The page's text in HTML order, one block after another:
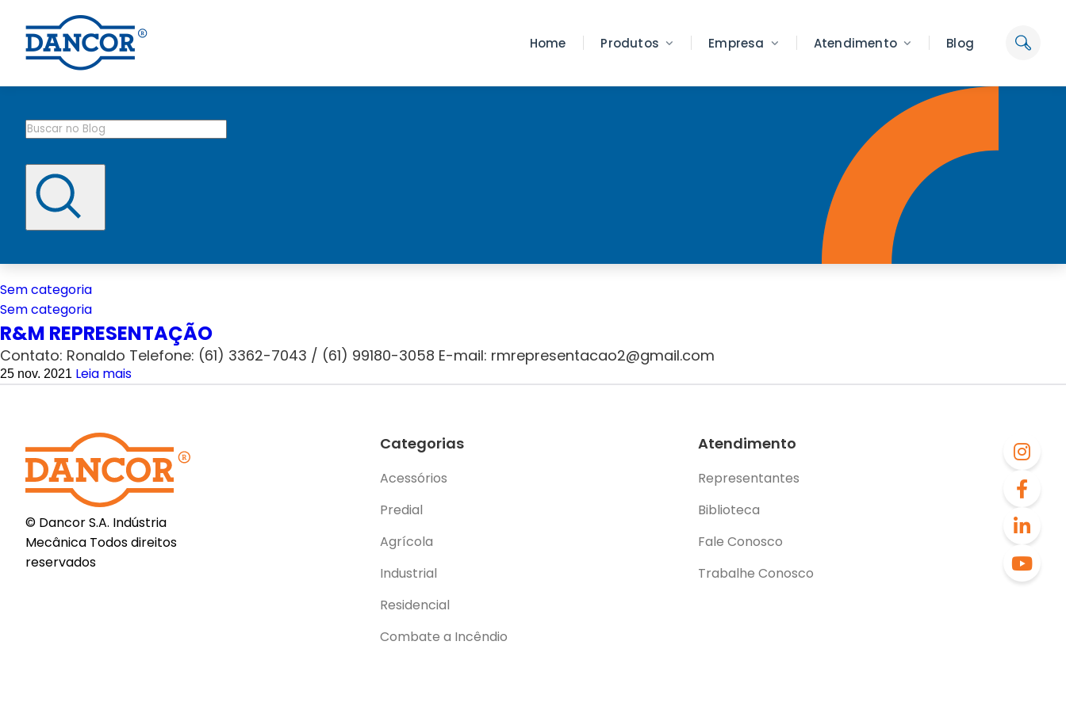
Home Produtos Empresa Atendimento Blog
Sem categoria
Sem categoria
R&M REPRESENTAÇÃO
Contato: Ronaldo Telefone: (61) 3362-7043 / (61) 99180-3058 E-mail: rmrepresentacao2@gmail.com
25 nov. 2021 Leia mais
© Dancor S.A. Indústria
Mecânica Todos direitos
reservados
Categorias
Acessórios
Predial
Agrícola
Industrial
Residencial
Combate a Incêndio
Atendimento
Representantes
Biblioteca
Fale Conosco
Trabalhe Conosco